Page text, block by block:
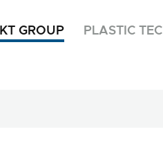
GROUP PLASTIC TEC